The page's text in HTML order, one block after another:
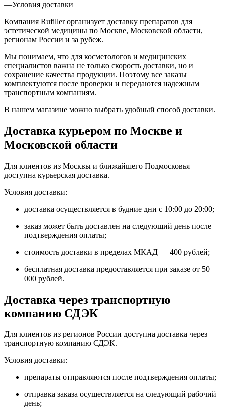
—Условия доставки
Компания Rufiller организует доставку препаратов для
эстетической медицины по Москве, Московской области,
регионам России и за рубеж.
Мы понимаем, что для косметологов и медицинских
специалистов важна не только скорость доставки, но и
сохранение качества продукции. Поэтому все заказы
комплектуются после проверки и передаются надежным
транспортным компаниям.
В нашем магазине можно выбрать удобный способ доставки.
Доставка курьером по Москве и
Московской области
Для клиентов из Москвы и ближайшего Подмосковья
доступна курьерская доставка.
Условия доставки:
доставка осуществляется в будние дни с 10:00 до 20:00;
заказ может быть доставлен на следующий день после
подтверждения оплаты;
стоимость доставки в пределах МКАД — 400 рублей;
бесплатная доставка предоставляется при заказе от 50
000 рублей.
Доставка через транспортную
компанию СДЭК
Для клиентов из регионов России доступна доставка через
транспортную компанию СДЭК.
Условия доставки:
препараты отправляются после подтверждения оплаты;
отправка заказа осуществляется на следующий рабочий
день;